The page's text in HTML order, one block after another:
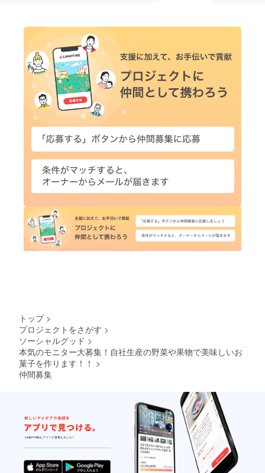
トップ >
プロジェクトをさがす >
ソーシャルグッド >
本気のモニター大募集！自社生産の野菜や果物で美味しいお
菓子を作ります！！ >
仲間募集